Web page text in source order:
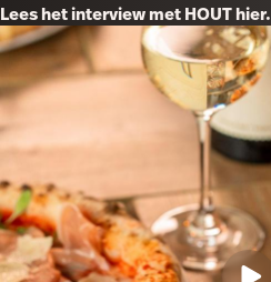
Lees het interview met HOUT hier.